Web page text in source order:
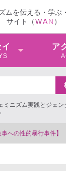
ムを伝える・学ぶ
サイト（WAN ）
ア
ニズム実践とジェン
る会事務局